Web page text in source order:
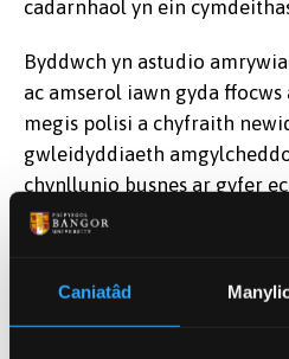
Caniatâd
cadarnhaol yn ein
Byddwch yn astudio
ac amserol iawn gyda
megis polisi a chyfraith
gwleidyddiaeth
chynllunio busnes ar gyfer
ddefnyddio astudiaethau
o sectorau, byddwch yn
newidiol a’r dulliau amgen a
fusnesau i fynd i'r afael â